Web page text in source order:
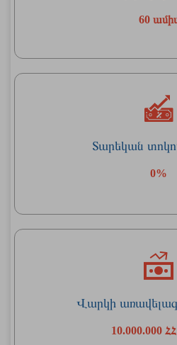
60
Տարեկան
0%
Վարկի
10.000.000